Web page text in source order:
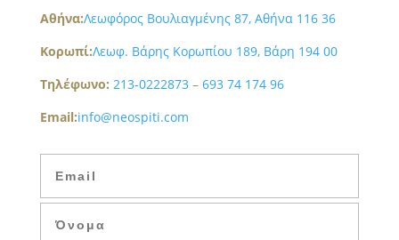
Aθήνα:Λεωφόρος Βουλιαγμένης 87, Αθήνα 116 36
Κορωπί:Λεωφ. Βάρης Κορωπίου 189, Βάρη 194 00
Τηλέφωνο: 213-0222873– 693 74 174 96
Email:info@neospiti.com